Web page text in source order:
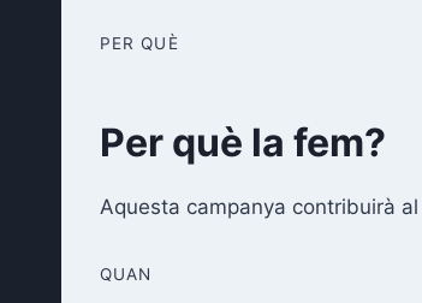
PER QUÈ
Per què la fem?
Aquesta campanya contribuirà
QUAN